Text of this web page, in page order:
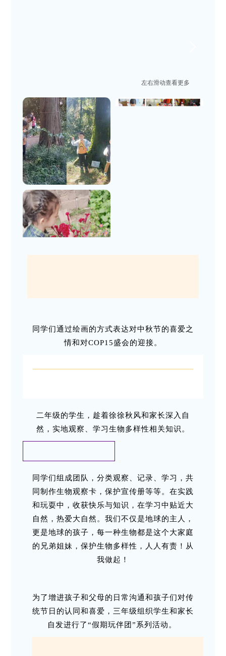
左右滑动查看更多
同学们通过绘画的方式表达对中秋节的喜爱之
情和对COP15盛会的迎接。
二年级的学生，趁着徐徐秋风和家长深入自
然，实地观察、学习生物多样性相关知识。
同学们组成团队，分类观察、记录、学习，共
同制作生物观察卡，保护宣传册等等。在实践
和玩耍中，收获快乐与知识，在学习中贴近大
自然，热爱大自然。我们不仅是地球的主人，
更是地球的孩子，每一种生物都是这个大家庭
的兄弟姐妹，保护生物多样性，人人有责！从
我做起！
为了增进孩子和父母的日常沟通和孩子们对传
统节日的认同和喜爱，三年级组织学生和家长
自发进行了“假期玩伴团”系列活动。